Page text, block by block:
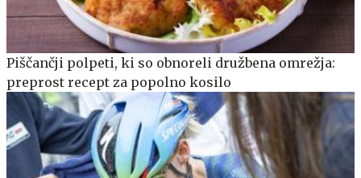
Piščančji polpeti, ki so obnoreli družbena omrežja:
preprost recept za popolno kosilo